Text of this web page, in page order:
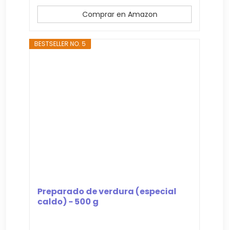
Comprar en Amazon
BESTSELLER NO. 5
Preparado de verdura (especial
caldo) - 500 g